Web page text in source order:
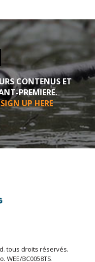
CONTENUS ET
PREMIERE.
UP HERE
tous droits réservés.
WEE/BC0058TS.